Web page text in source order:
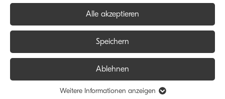
Software
Alle akzeptieren
Speichern
Ablehnen
Weitere Informationen anzeigen